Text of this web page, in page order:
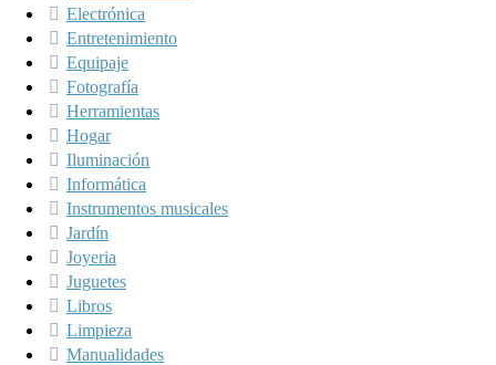
Electrónica
Entretenimiento
Equipaje
Fotografía
Herramientas
Hogar
Iluminación
Informática
Instrumentos musicales
Jardín
Joyeria
Juguetes
Libros
Limpieza
Manualidades